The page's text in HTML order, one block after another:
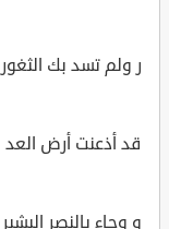
ر ولم تسد بك الثغور
قد أذعنت أرض العد
و وجاء بالنصر البشير